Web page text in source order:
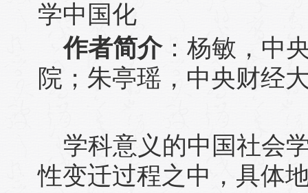
学中国化
作者简介：杨敏，中
院；朱亭瑶，中央财经
学科意义的中国社会
性变迁过程之中，具体